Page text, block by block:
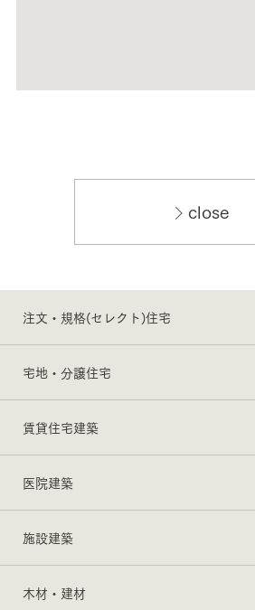
close
注文・規格(セレクト)住宅
宅地・分譲住宅
賃貸住宅建築
医院建築
施設建築
木材・建材